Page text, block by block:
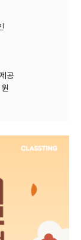
공